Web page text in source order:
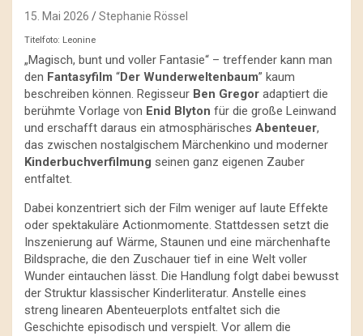
15. Mai 2026 Stephanie Rössel
Titelfoto: Leonine
„Magisch, bunt und voller Fantasie“ – treffender kann man
den Fantasyfilm “Der Wunderweltenbaum” kaum
beschreiben können. Regisseur Ben Gregor adaptiert die
berühmte Vorlage von Enid Blyton für die große Leinwand
und erschafft daraus ein atmosphärisches Abenteuer,
das zwischen nostalgischem Märchenkino und moderner
Kinderbuchverfilmung seinen ganz eigenen Zauber
entfaltet.
Dabei konzentriert sich der Film weniger auf laute Effekte
oder spektakuläre Actionmomente. Stattdessen setzt die
Inszenierung auf Wärme, Staunen und eine märchenhafte
Bildsprache, die den Zuschauer tief in eine Welt voller
Wunder eintauchen lässt. Die Handlung folgt dabei bewusst
der Struktur klassischer Kinderliteratur. Anstelle eines
streng linearen Abenteuerplots entfaltet sich die
Geschichte episodisch und verspielt. Vor allem die